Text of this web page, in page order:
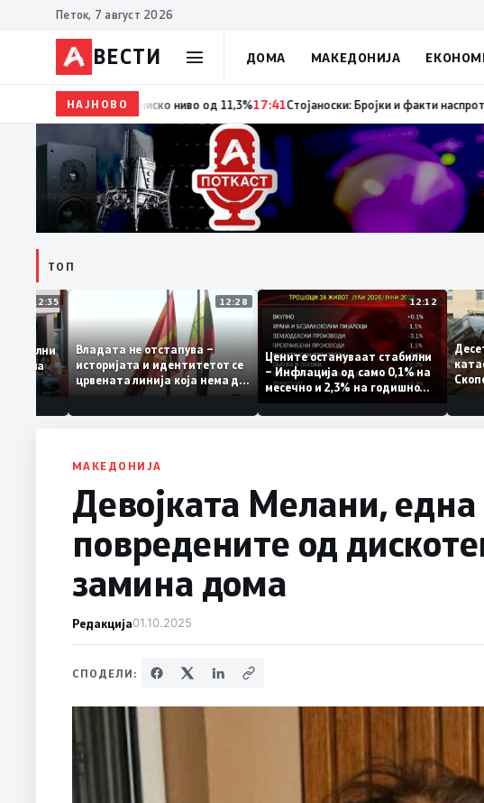
Петок, 7 август 2026
ВЕСТИ ДОМА МАКЕДОНИЈА
НАЈНОВО18:06Мерките за самовработување даваат резултат –
ТОП
12:35
задоволни
на
12:28
Владата не отстапува –
историјата и идентитетот се
црвената линија која нема да
се погази
12:12
Цените остануваат стабилни
– Инфлација од само 0,1% на
месечно и 2,3% на годишно
ниво
МАКЕДОНИЈА
Девојката Мелани,
повредените од
замина дома
Редакција01.10.2025
СПОДЕЛИ: